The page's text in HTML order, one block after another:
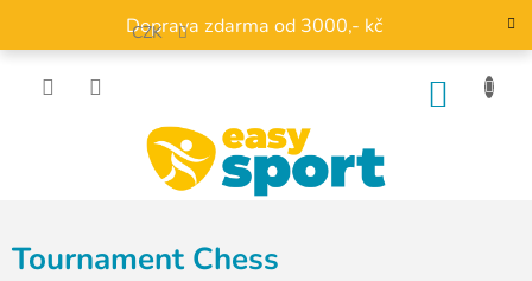
obsah
Doprava zdarma od 3000,- kč
CZK
Tournament Chess